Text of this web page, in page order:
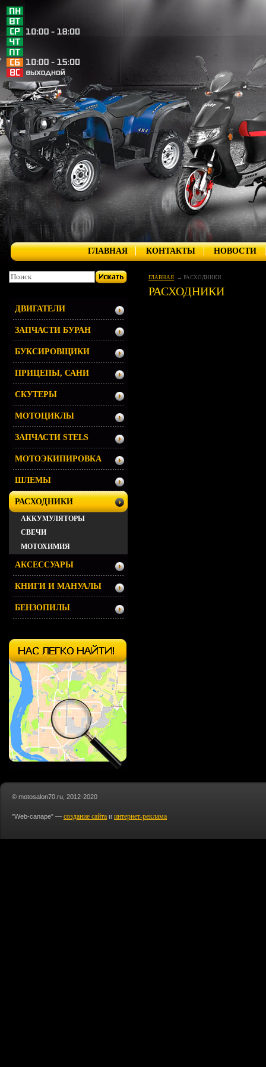
ГЛАВНАЯ КОНТАКТЫ НОВОСТИ
ГЛАВНАЯ РАСХОДНИКИ
РАСХОДНИКИ
ДВИГАТЕЛИ
ЗАПЧАСТИ БУРАН
БУКСИРОВЩИКИ
ПРИЦЕПЫ, САНИ
СКУТЕРЫ
МОТОЦИКЛЫ
ЗАПЧАСТИ STELS
МОТОЭКИПИРОВКА
ШЛЕМЫ
РАСХОДНИКИ
АККУМУЛЯТОРЫ
СВЕЧИ
МОТОХИМИЯ
АКСЕССУАРЫ
КНИГИ И МАНУАЛЫ
БЕНЗОПИЛЫ
© motosalon70.ru, 2012-2020
"Web-canape" — создание сайта и интернет-реклама